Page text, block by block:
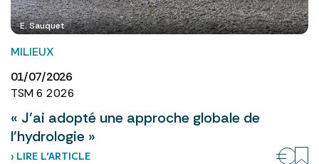
E. Sauquet
MILIEUX
01/07/2026
TSM 6 2026
« J’ai adopté une approche globale de
l’hydrologie »
› LIRE L’ARTICLE